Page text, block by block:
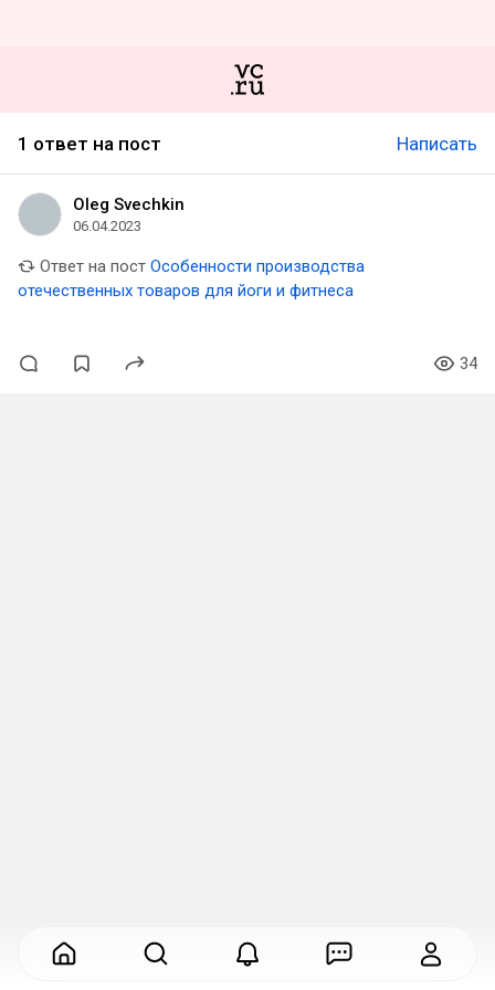
1 ответ на пост Написать
Oleg Svechkin
06.04.2023
Ответ на пост Особенности производства
отечественных товаров для йоги и фитнеса
34